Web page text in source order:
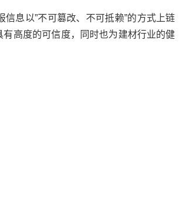
息以”不可篡改、不可抵赖”的方式上链
高度的可信度，同时也为建材行业的健